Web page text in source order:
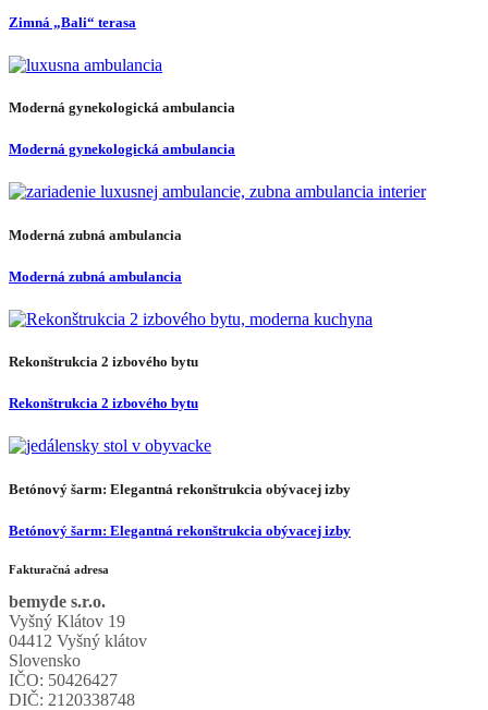
Zimná „Bali“ terasa
Moderná gynekologická ambulancia
Moderná gynekologická ambulancia
Moderná zubná ambulancia
Moderná zubná ambulancia
Rekonštrukcia 2 izbového bytu
Rekonštrukcia 2 izbového bytu
Betónový šarm: Elegantná rekonštrukcia obývacej izby
Betónový šarm: Elegantná rekonštrukcia obývacej izby
Fakturačná adresa
bemyde s.r.o.
Vyšný Klátov 19
04412 Vyšný klátov
Slovensko
IČO: 50426427
DIČ: 2120338748